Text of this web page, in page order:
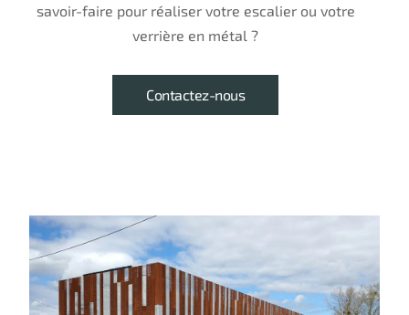
savoir-faire pour réaliser votre escalier ou votre
verrière en métal ?
Contactez-nous